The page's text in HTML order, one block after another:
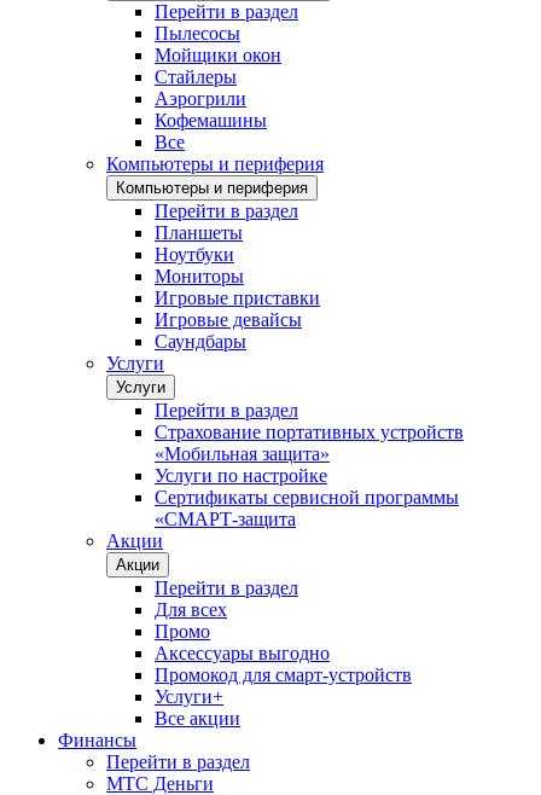
Перейти в раздел
Пылесосы
Мойщики окон
Стайлеры
Аэрогрили
Кофемашины
Все
Компьютеры и периферия
Компьютеры и периферия
Перейти в раздел
Планшеты
Ноутбуки
Мониторы
Игровые приставки
Игровые девайсы
Саундбары
Услуги
Услуги
Перейти в раздел
Страхование портативных устройств
«Мобильная защита»
Услуги по настройке
Сертификаты сервисной программы
«СМАРТ-защита
Акции
Акции
Перейти в раздел
Для всех
Промо
Аксессуары выгодно
Промокод для смарт-устройств
Услуги+
Все акции
Финансы
Перейти в раздел
МТС Деньги